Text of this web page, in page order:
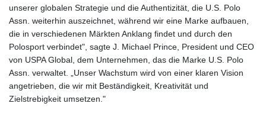
unserer globalen Strategie und die Authentizität, die U.S. Polo
Assn. weiterhin auszeichnet, während wir eine Marke aufbauen,
die in verschiedenen Märkten Anklang findet und durch den
Polosport verbindet", sagte J. Michael Prince, President und CEO
von USPA Global, dem Unternehmen, das die Marke U.S. Polo
Assn. verwaltet. „Unser Wachstum wird von einer klaren Vision
angetrieben, die wir mit Beständigkeit, Kreativität und
Zielstrebigkeit umsetzen."